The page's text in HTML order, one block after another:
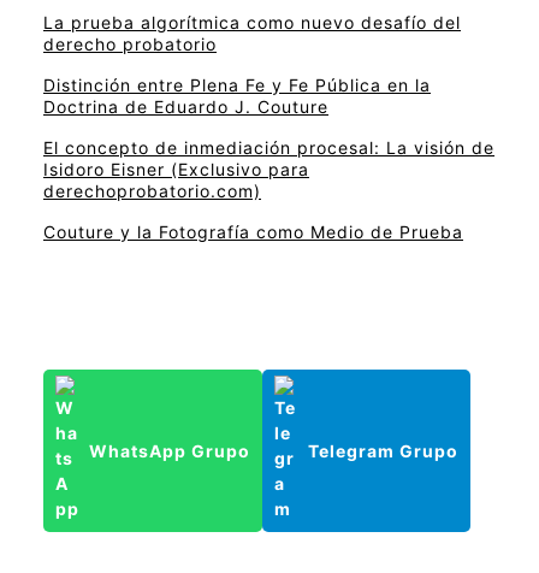
La prueba algorítmica como nuevo desafío del
derecho probatorio
Distinción entre Plena Fe y Fe Pública en la
Doctrina de Eduardo J. Couture
El concepto de inmediación procesal: La visión de
Isidoro Eisner (Exclusivo para
derechoprobatorio.com)
Couture y la Fotografía como Medio de Prueba
WhatsApp Grupo Telegram Grupo